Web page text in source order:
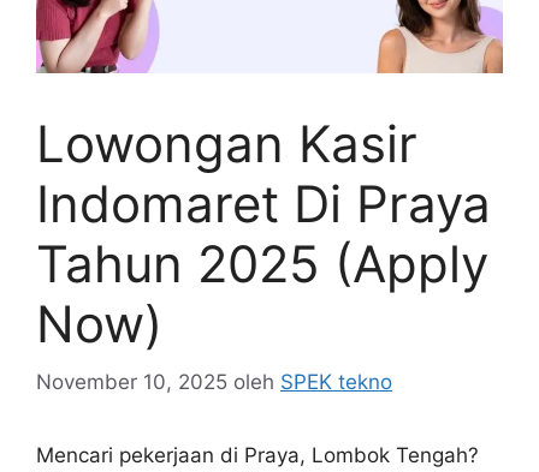
Lowongan Kasir
Indomaret Di Praya
Tahun 2025 (Apply
Now)
November 10, 2025 oleh SPEK tekno
Mencari pekerjaan di Praya, Lombok Tengah?